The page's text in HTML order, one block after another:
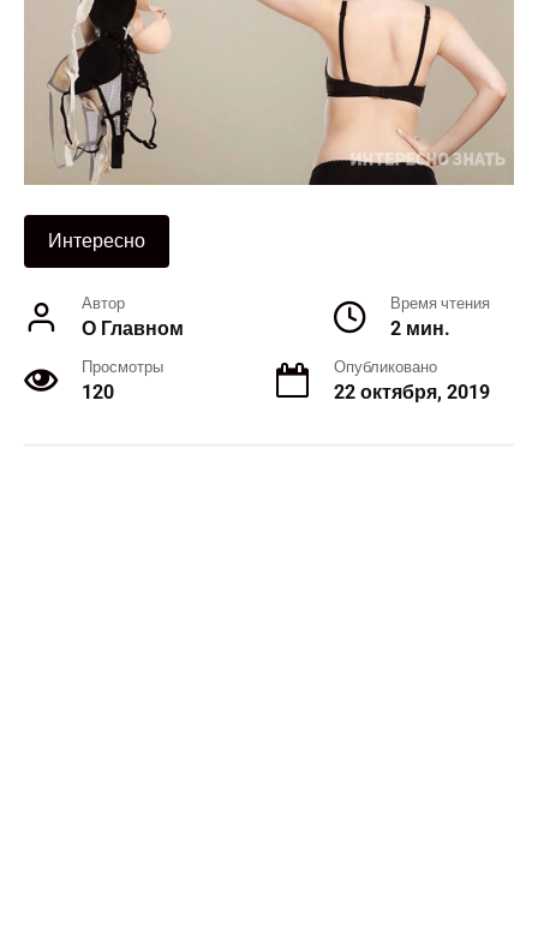
Интересно
Автор
О Главном
Время чтения
2 мин.
Просмотры
120
Опубликовано
22 октября, 2019